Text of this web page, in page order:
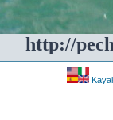
http://